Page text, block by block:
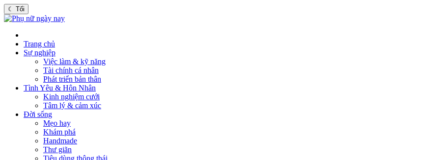
☾ Tối
Trang chủ
Sự nghiệp
Việc làm & kỹ năng
Tài chính cá nhân
Phát triển bản thân
Tình Yêu & Hôn Nhân
Kinh nghiệm cưới
Tâm lý & cảm xúc
Đời sống
Mẹo hay
Khám phá
Handmade
Thư giãn
Tiêu dùng thông thái